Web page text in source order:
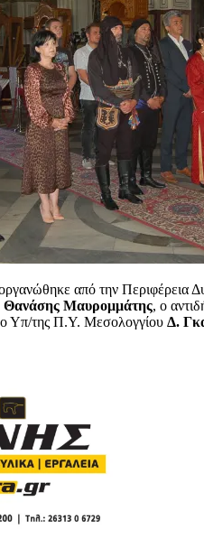
από την Περιφέρεια
Θανάσης Μαυρομμάτης, ο
ο Υπ/της Π.Υ. Μεσολογγίου Δ.